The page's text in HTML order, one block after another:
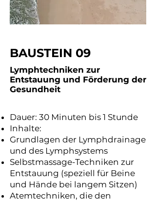
BAUSTEIN 09
Lymphtechniken zur
Entstauung und Förderung der
Gesundheit
Dauer: 30 Minuten bis 1 Stunde
Inhalte:
Grundlagen der Lymphdrainage
und des Lymphsystems
Selbstmassage-Techniken zur
Entstauung (speziell für Beine
und Hände bei langem Sitzen)
Atemtechniken, die den